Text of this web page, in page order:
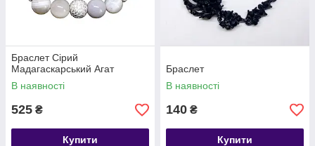
Браслет Сірий
Мадагаскарський Агат
В наявності
525 ₴
Купити
Браслет
В наявності
140 ₴
Купити